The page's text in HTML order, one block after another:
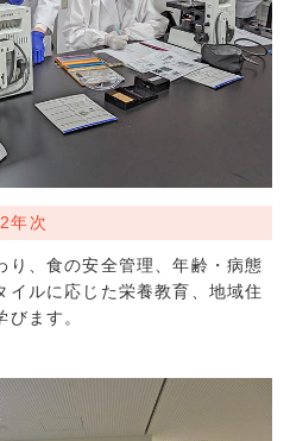
2年次
、食の安全管理、年齢・病態
イルに応じた栄養教育、地域住
ます。